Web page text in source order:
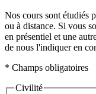
Nos cours sont étudiés
ou à distance. Si vous
en présentiel et une
de nous l'indiquer en
* Champs obligatoires
Civilité